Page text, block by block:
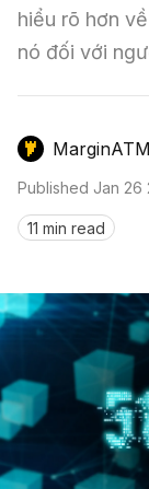
Kinh
Sàn Giao
Mô Hình
GameFi
Sign in
hiểu rõ hơn
nó đối với
MarginATM
Published Jan 26
11 min read